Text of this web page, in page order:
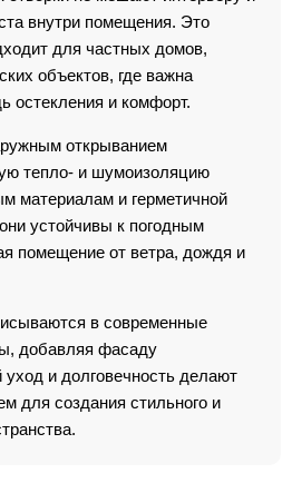
внутри помещения. Это
для частных домов,
объектов, где важна
остекления и комфорт.
открыванием
тепло- и шумоизоляцию
материалам и герметичной
устойчивы к погодным
помещение от ветра, дождя и
в современные
добавляя фасаду
уход и долговечность делают
для создания стильного и